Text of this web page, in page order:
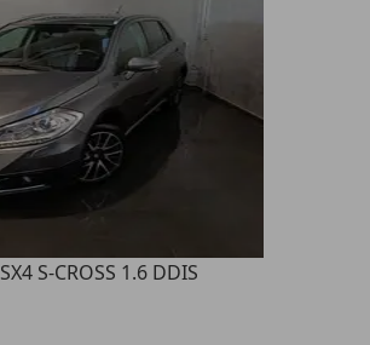
SX4 S-CROSS 1.6 DDIS